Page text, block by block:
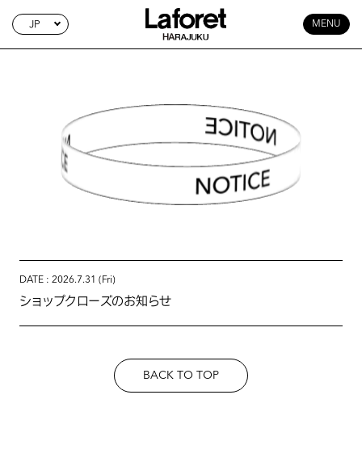
JP MENU
NOTICE
DATE : 2026.7.31 (Fri)
ショップクローズのお知らせ
BACK TO TOP